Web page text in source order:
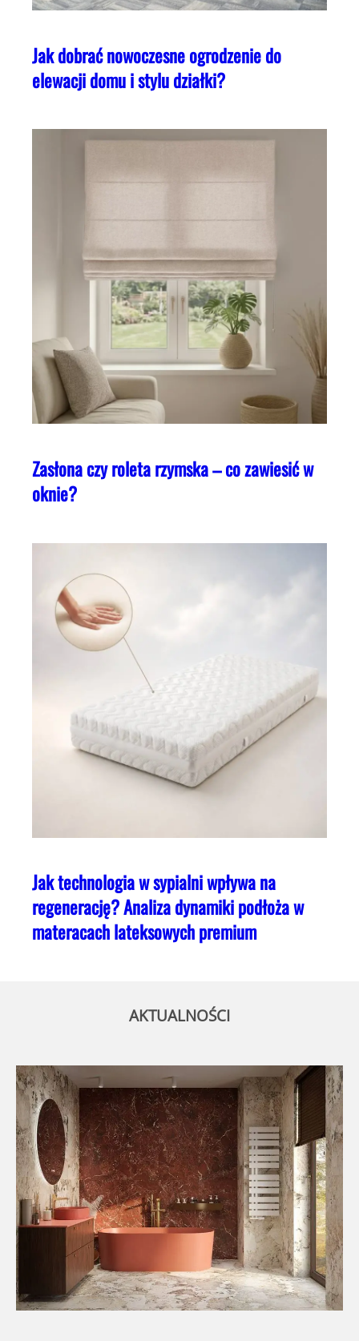
Jak dobrać nowoczesne ogrodzenie do
elewacji domu i stylu działki?
Zasłona czy roleta rzymska – co zawiesić w
oknie?
Jak technologia w sypialni wpływa na
regenerację? Analiza dynamiki podłoża w
materacach lateksowych premium
AKTUALNOŚCI